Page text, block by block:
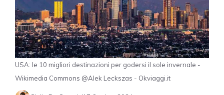
USA: le 10 migliori destinazioni per godersi il sole invernale -
Wikimedia Commons @Alek Leckszas - Okviaggi.it